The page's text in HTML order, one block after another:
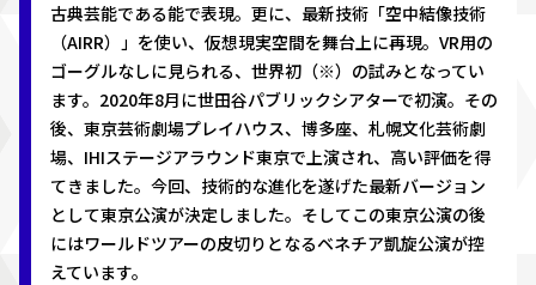
古典芸能である能で表現。更に、最新技術「空中結像技術
（AIRR）」を使い、仮想現実空間を舞台上に再現。VR用の
ゴーグルなしに見られる、世界初（※）の試みとなってい
ます。2020年8月に世田谷パブリックシアターで初演。その
後、東京芸術劇場プレイハウス、博多座、札幌文化芸術劇
場、IHIステージアラウンド東京で上演され、高い評価を得
てきました。今回、技術的な進化を遂げた最新バージョン
として東京公演が決定しました。そしてこの東京公演の後
にはワールドツアーの皮切りとなるベネチア凱旋公演が控
えています。